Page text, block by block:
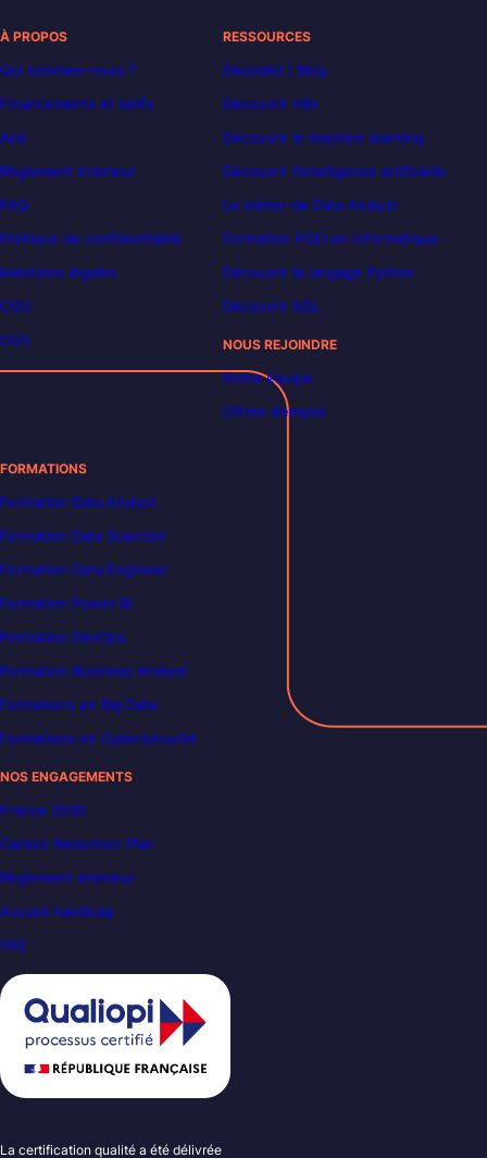
À PROPOS
Qui sommes-nous ?
Financements et tarifs
Avis
Règlement intérieur
FAQ
Politique de confidentialité
Mentions légales
CGU
CGV
RESSOURCES
Decoded | Blog
Découvrir n8n
Découvrir le machine learning
Découvrir l’intelligence artificielle
Le métier de Data Analyst
Formation POEI en informatique
Découvrir le langage Python
Découvrir SQL
NOUS REJOINDRE
Notre équipe
Offres d’emploi
FORMATIONS
Formation Data Analyst
Formation Data Scientist
Formation Data Engineer
Formation Power BI
Formation DevOps
Formation Business Analyst
Formations en Big Data
Formations en Cybersécurité
NOS ENGAGEMENTS
France 2030
Carbon Reduction Plan
Règlement intérieur
Accueil handicap
VAE
La certification qualité a été délivrée